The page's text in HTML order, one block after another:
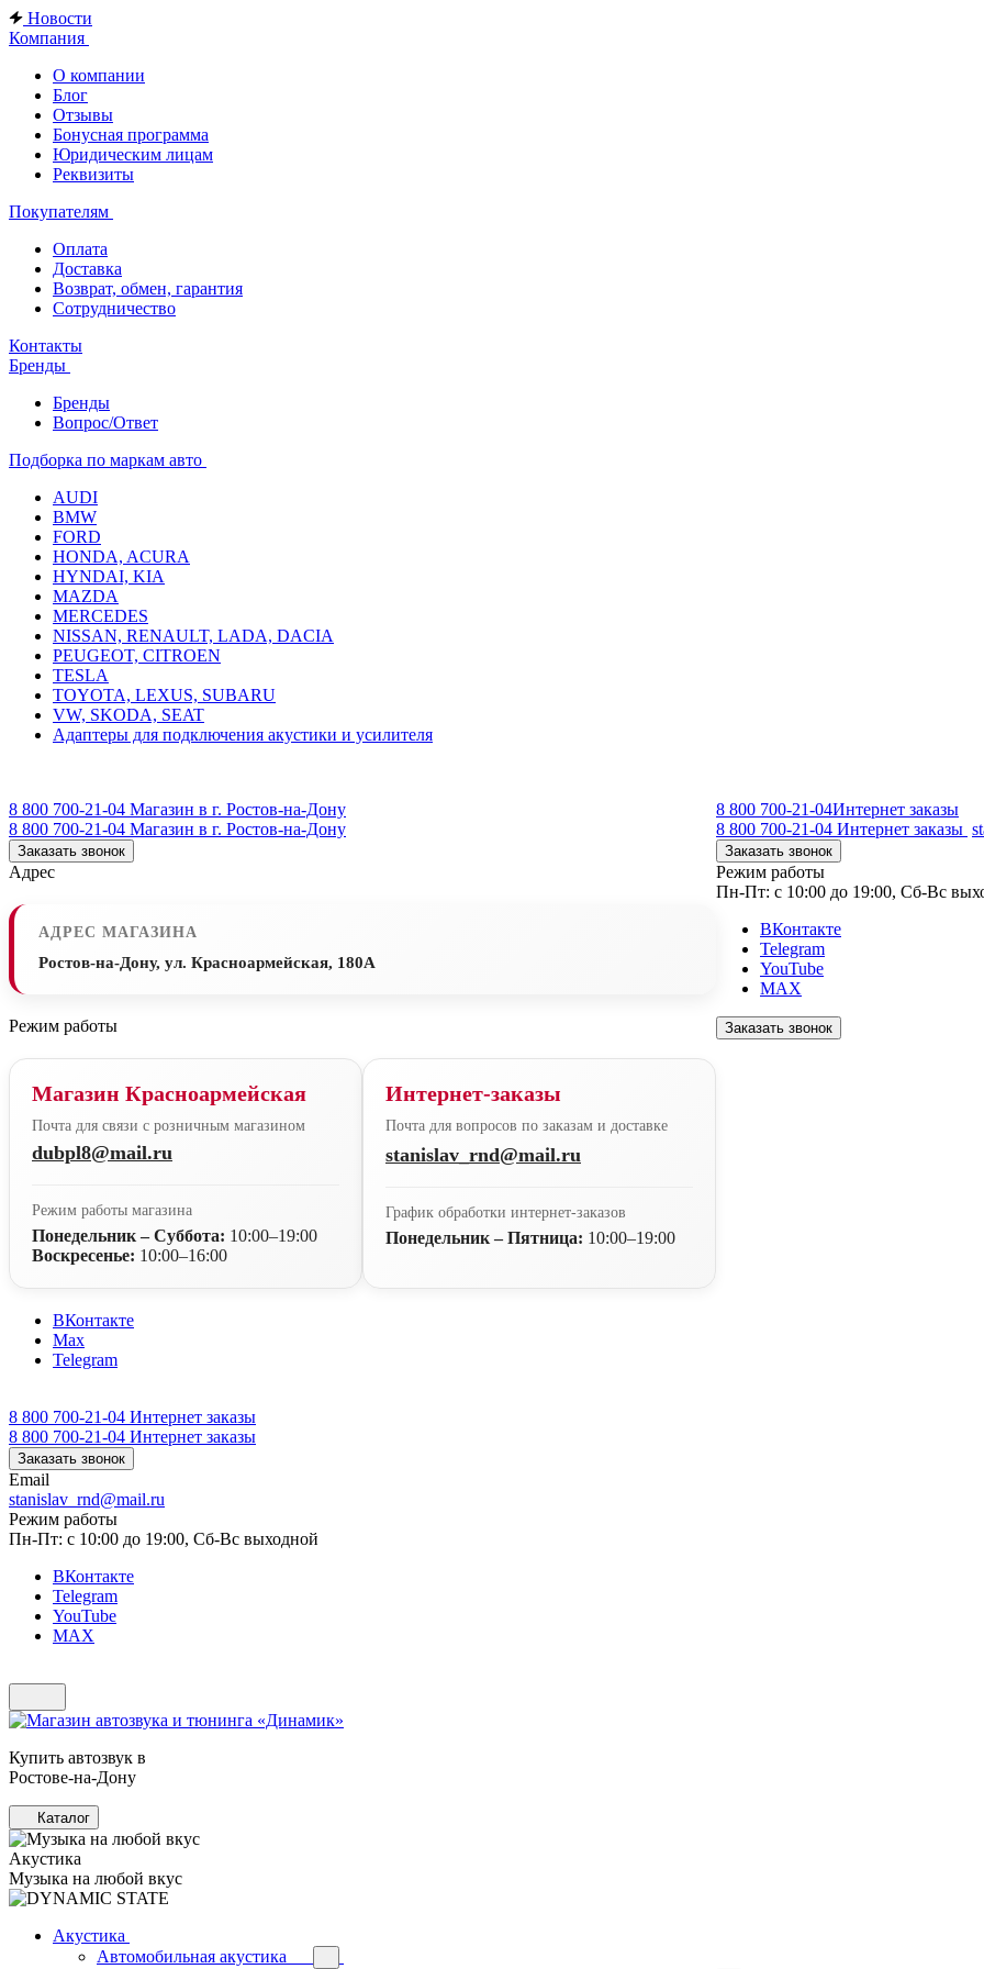
Новости
Компания
О компании
Блог
Отзывы
Бонусная программа
Юридическим лицам
Реквизиты
Покупателям
Оплата
Доставка
Возврат, обмен, гарантия
Сотрудничество
Контакты
Бренды
Бренды
Вопрос/Ответ
Подборка по маркам авто
AUDI
BMW
FORD
HONDA, ACURA
HYNDAI, KIA
MAZDA
MERCEDES
NISSAN, RENAULT, LADA, DACIA
PEUGEOT, CITROEN
TESLA
TOYOTA, LEXUS, SUBARU
VW, SKODA, SEAT
Адаптеры для подключения акустики и усилителя
8 800 700-21-04 Магазин в г. Ростов-на-Дону
8 800 700-21-04 Магазин в г. Ростов-на-Дону
Заказать звонок
Адрес
АДРЕС МАГАЗИНА
Ростов-на-Дону, ул. Красноармейская, 180А
Режим работы
Магазин Красноармейская
Почта для связи с розничным магазином
dubpl8@mail.ru
Режим работы магазина
Понедельник – Суббота: 10:00–19:00
Воскресенье: 10:00–16:00
Интернет-заказы
Почта для вопросов по заказам и доставке
stanislav_rnd@mail.ru
График обработки интернет-заказов
Понедельник – Пятница: 10:00–19:00
ВКонтакте
Max
Telegram
8 800 700-21-04 Интернет заказы
8 800 700-21-04 Интернет заказы
Заказать звонок
Email
stanislav_rnd@mail.ru
Режим работы
Пн-Пт: с 10:00 до 19:00, Сб-Вс выходной
ВКонтакте
Telegram
YouTube
MAX
8 800 700-21-04Интернет заказы
8 800 700-21-04 Интернет заказы
Заказать звонок
Режим работы
Пн-Пт: с 10:00 до 19:00, Сб-Вс
ВКонтакте
Telegram
YouTube
MAX
Заказать звонок
Купить автозвук в
Ростове-на-Дону
Каталог
Акустика
Музыка на любой вкус
Акустика
Автомобильная акустика